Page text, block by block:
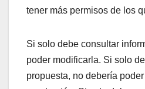
tener más permisos de los
Si solo debe consultar
poder modificarla. Si solo
propuesta, no debería